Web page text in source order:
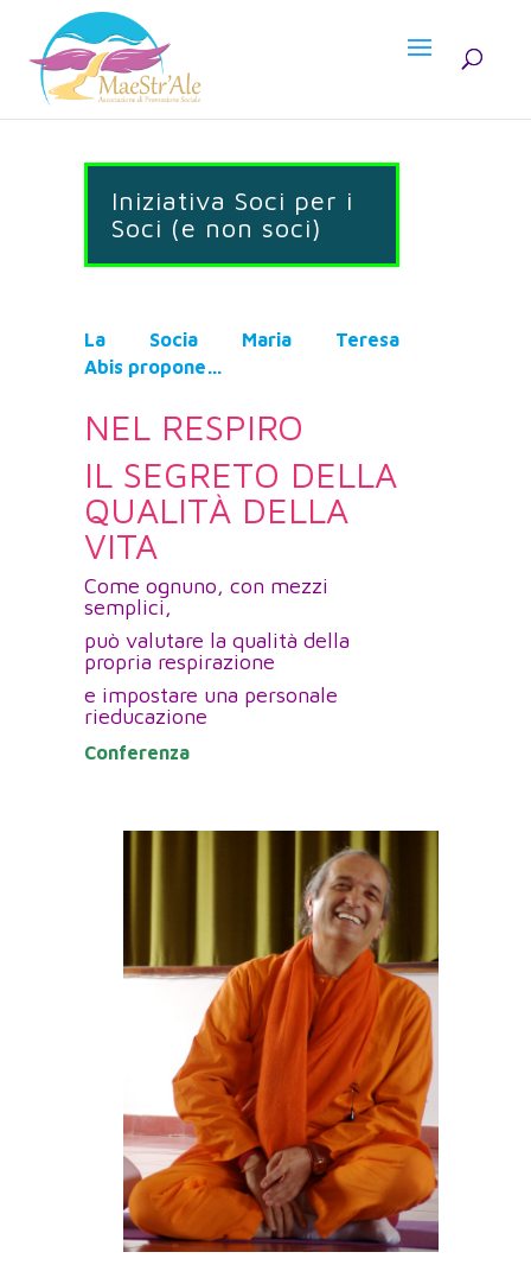
Iniziativa Soci per i
Soci (e non soci)
La Socia Maria Teresa
Abis propone…
NEL RESPIRO
IL SEGRETO DELLA
QUALITÀ DELLA
VITA
Come ognuno, con mezzi
semplici,
può valutare la qualità della
propria respirazione
e impostare una personale
rieducazione
Conferenza